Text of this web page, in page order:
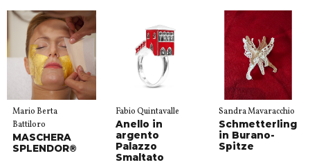
Mario Berta
Battiloro
MASCHERA
SPLENDOR®
Fabio Quintavalle
Anello in
argento
Palazzo
Smaltato
Sandra Mavaracchio
Schmetterling
in Burano-
Spitze